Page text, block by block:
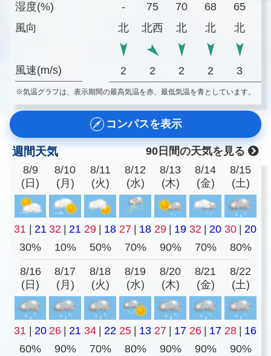
湿度(%)
風向
風速(m/s)
-
75 70 68 65
北
北西 北 北 北
2 2 2 2 3
※気温グラフは、表示期間の最高気温を赤、最低気温を青としています。
コンパスを表示
週間天気
90日間の天気を見る
8/9
(日)
8/10
(月)
8/11
(火)
8/12
(水)
8/13
(木)
8/14
(金)
8/15
(土)
31 21 32 21 29 18 27 18 29 19 32 20 30
20
30%
10% 50% 70% 90% 70% 80%
8/16
(日)
8/17
(月)
8/18
(火)
8/19
(水)
8/20
(木)
8/21
(金)
8/22
(土)
31 20 26 21 34 22 25 13 27 17 26 17 28
16
60%
90% 70% 80% 90% 90%
90%